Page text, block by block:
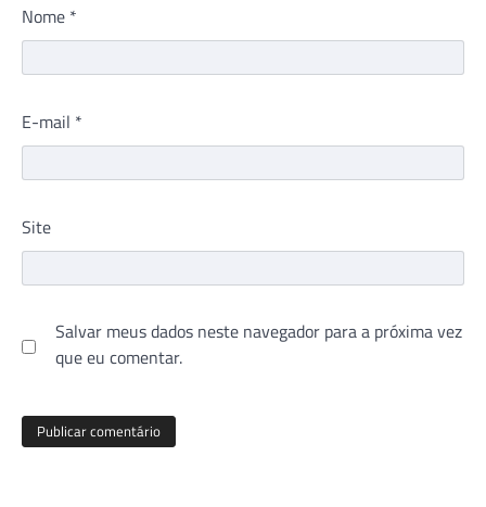
Nome *
E-mail *
Site
Salvar meus dados neste navegador para a próxima vez
que eu comentar.